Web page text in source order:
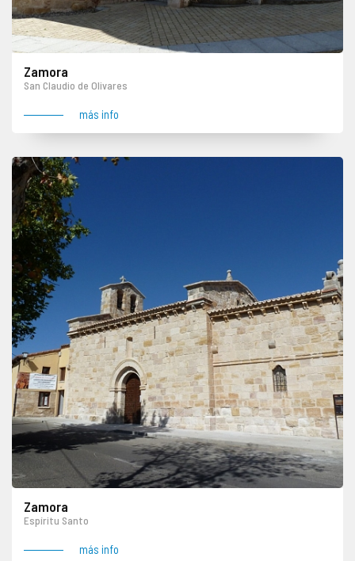
Zamora
San Claudio de Olivares
más info
Zamora
Espíritu Santo
más info